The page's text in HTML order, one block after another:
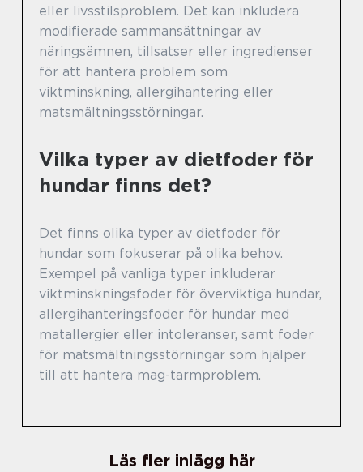
eller livsstilsproblem. Det kan inkludera
modifierade sammansättningar av
näringsämnen, tillsatser eller ingredienser
för att hantera problem som
viktminskning, allergihantering eller
matsmältningsstörningar.
Vilka typer av dietfoder för
hundar finns det?
Det finns olika typer av dietfoder för
hundar som fokuserar på olika behov.
Exempel på vanliga typer inkluderar
viktminskningsfoder för överviktiga hundar,
allergihanteringsfoder för hundar med
matallergier eller intoleranser, samt foder
för matsmältningsstörningar som hjälper
till att hantera mag-tarmproblem.
Läs fler inlägg här